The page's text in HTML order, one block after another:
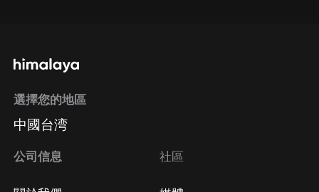
選擇您的地區
中國台湾
公司信息 社區